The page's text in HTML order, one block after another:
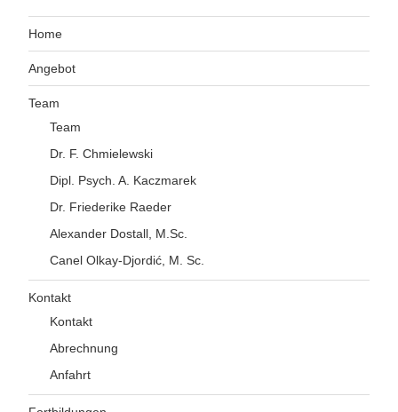
Home
Angebot
Team
Team
Dr. F. Chmielewski
Dipl. Psych. A. Kaczmarek
Dr. Friederike Raeder
Alexander Dostall, M.Sc.
Canel Olkay-Djordić, M. Sc.
Kontakt
Kontakt
Abrechnung
Anfahrt